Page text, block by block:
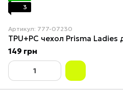
3
Артикул: 777-07230
149 грн